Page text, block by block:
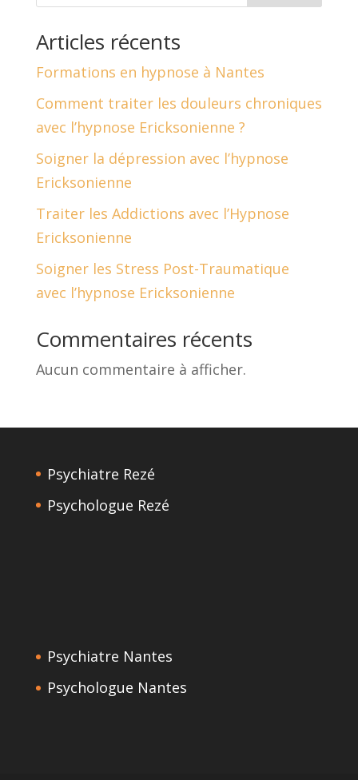
Articles récents
Formations en hypnose à Nantes
Comment traiter les douleurs chroniques
avec l’hypnose Ericksonienne ?
Soigner la dépression avec l’hypnose
Ericksonienne
Traiter les Addictions avec l’Hypnose
Ericksonienne
Soigner les Stress Post-Traumatique
avec l’hypnose Ericksonienne
Commentaires récents
Aucun commentaire à afficher.
Psychiatre Rezé
Psychologue Rezé
Psychiatre Nantes
Psychologue Nantes